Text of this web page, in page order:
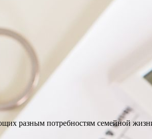
разным потребностям семейной